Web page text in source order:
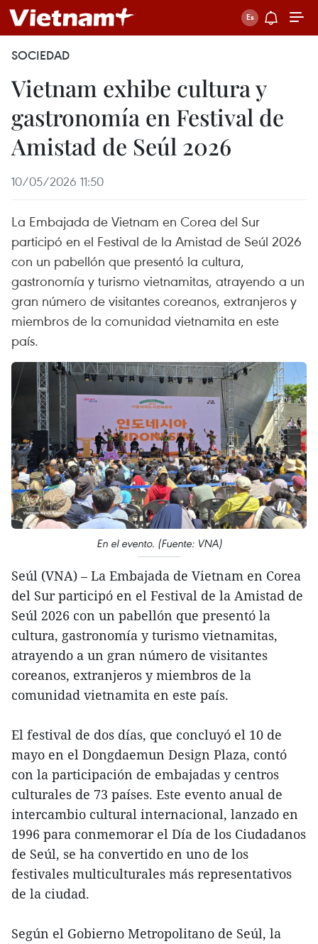
SOCIEDAD
Vietnam exhibe cultura y
gastronomía en Festival de
Amistad de Seúl 2026
10/05/2026 11:50
La Embajada de Vietnam en Corea del Sur
participó en el Festival de la Amistad de Seúl 2026
con un pabellón que presentó la cultura,
gastronomía y turismo vietnamitas, atrayendo a un
gran número de visitantes coreanos, extranjeros y
miembros de la comunidad vietnamita en este
país.
En el evento. (Fuente: VNA)
Seúl (VNA) – La Embajada de Vietnam en Corea
del Sur participó en el Festival de la Amistad de
Seúl 2026 con un pabellón que presentó la
cultura, gastronomía y turismo vietnamitas,
atrayendo a un gran número de visitantes
coreanos, extranjeros y miembros de la
comunidad vietnamita en este país.
El festival de dos días, que concluyó el 10 de
mayo en el Dongdaemun Design Plaza, contó
con la participación de embajadas y centros
culturales de 73 países. Este evento anual de
intercambio cultural internacional, lanzado en
1996 para conmemorar el Día de los Ciudadanos
de Seúl, se ha convertido en uno de los
festivales multiculturales más representativos
de la ciudad.
Según el Gobierno Metropolitano de Seúl, la